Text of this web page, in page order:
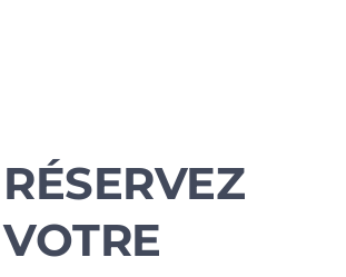
RÉSERVEZ
VOTRE